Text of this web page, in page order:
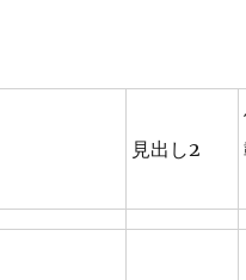
見出し2